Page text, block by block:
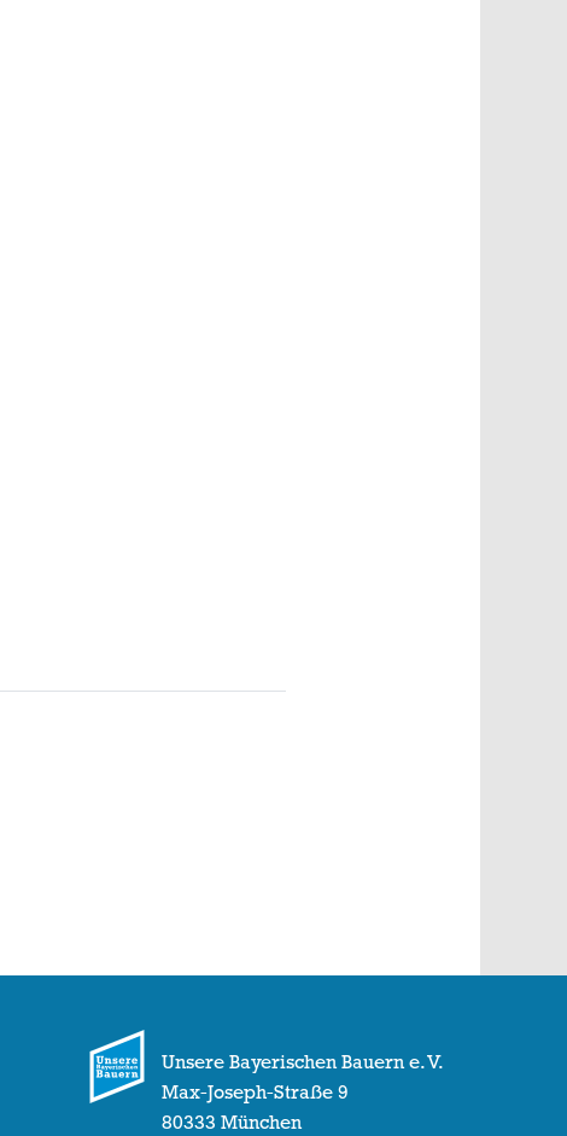
Unsere Bayerischen Bauern e. V.
Max-Joseph-Straße 9
80333 München